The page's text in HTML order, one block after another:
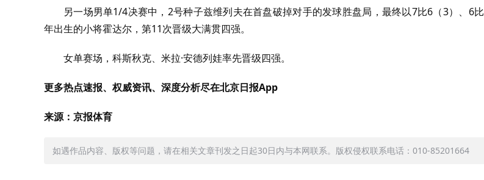
另一场男单1/4决赛中， 2号种子兹维列夫在首盘破掉对手的发球胜盘局，最终以7比6 （3）、 6比
年出生的小将霍达尔，第11次晋级大满贯四强。
女单赛场，科斯秋克、米拉·安德列娃率先晋级四强。
更多热点速报、权威资讯、深度分析尽在北京日报App
来源：京报体育
如遇作品内容、版权等问题，请在相关文章刊发之日起30日内与本网联系。版权侵权联系电话：010-85201664